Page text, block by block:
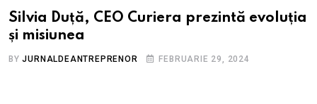
Silvia Duță, CEO Curiera prezintă evoluția
și misiunea
BYJURNALDEANTREPRENOR FEBRUARIE 29, 2024